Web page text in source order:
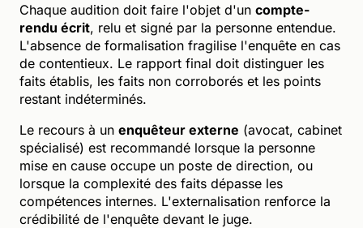
Chaque audition doit faire l'objet d'un compte-
rendu écrit, relu et signé par la personne entendue.
L'absence de formalisation fragilise l'enquête en cas
de contentieux. Le rapport final doit distinguer les
faits établis, les faits non corroborés et les points
restant indéterminés.
Le recours à un enquêteur externe (avocat, cabinet
spécialisé) est recommandé lorsque la personne
mise en cause occupe un poste de direction, ou
lorsque la complexité des faits dépasse les
compétences internes. L'externalisation renforce la
crédibilité de l'enquête devant le juge.